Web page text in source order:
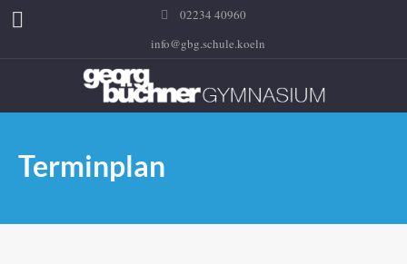
02234 40960
info@gbg.schule.koeln
Terminplan